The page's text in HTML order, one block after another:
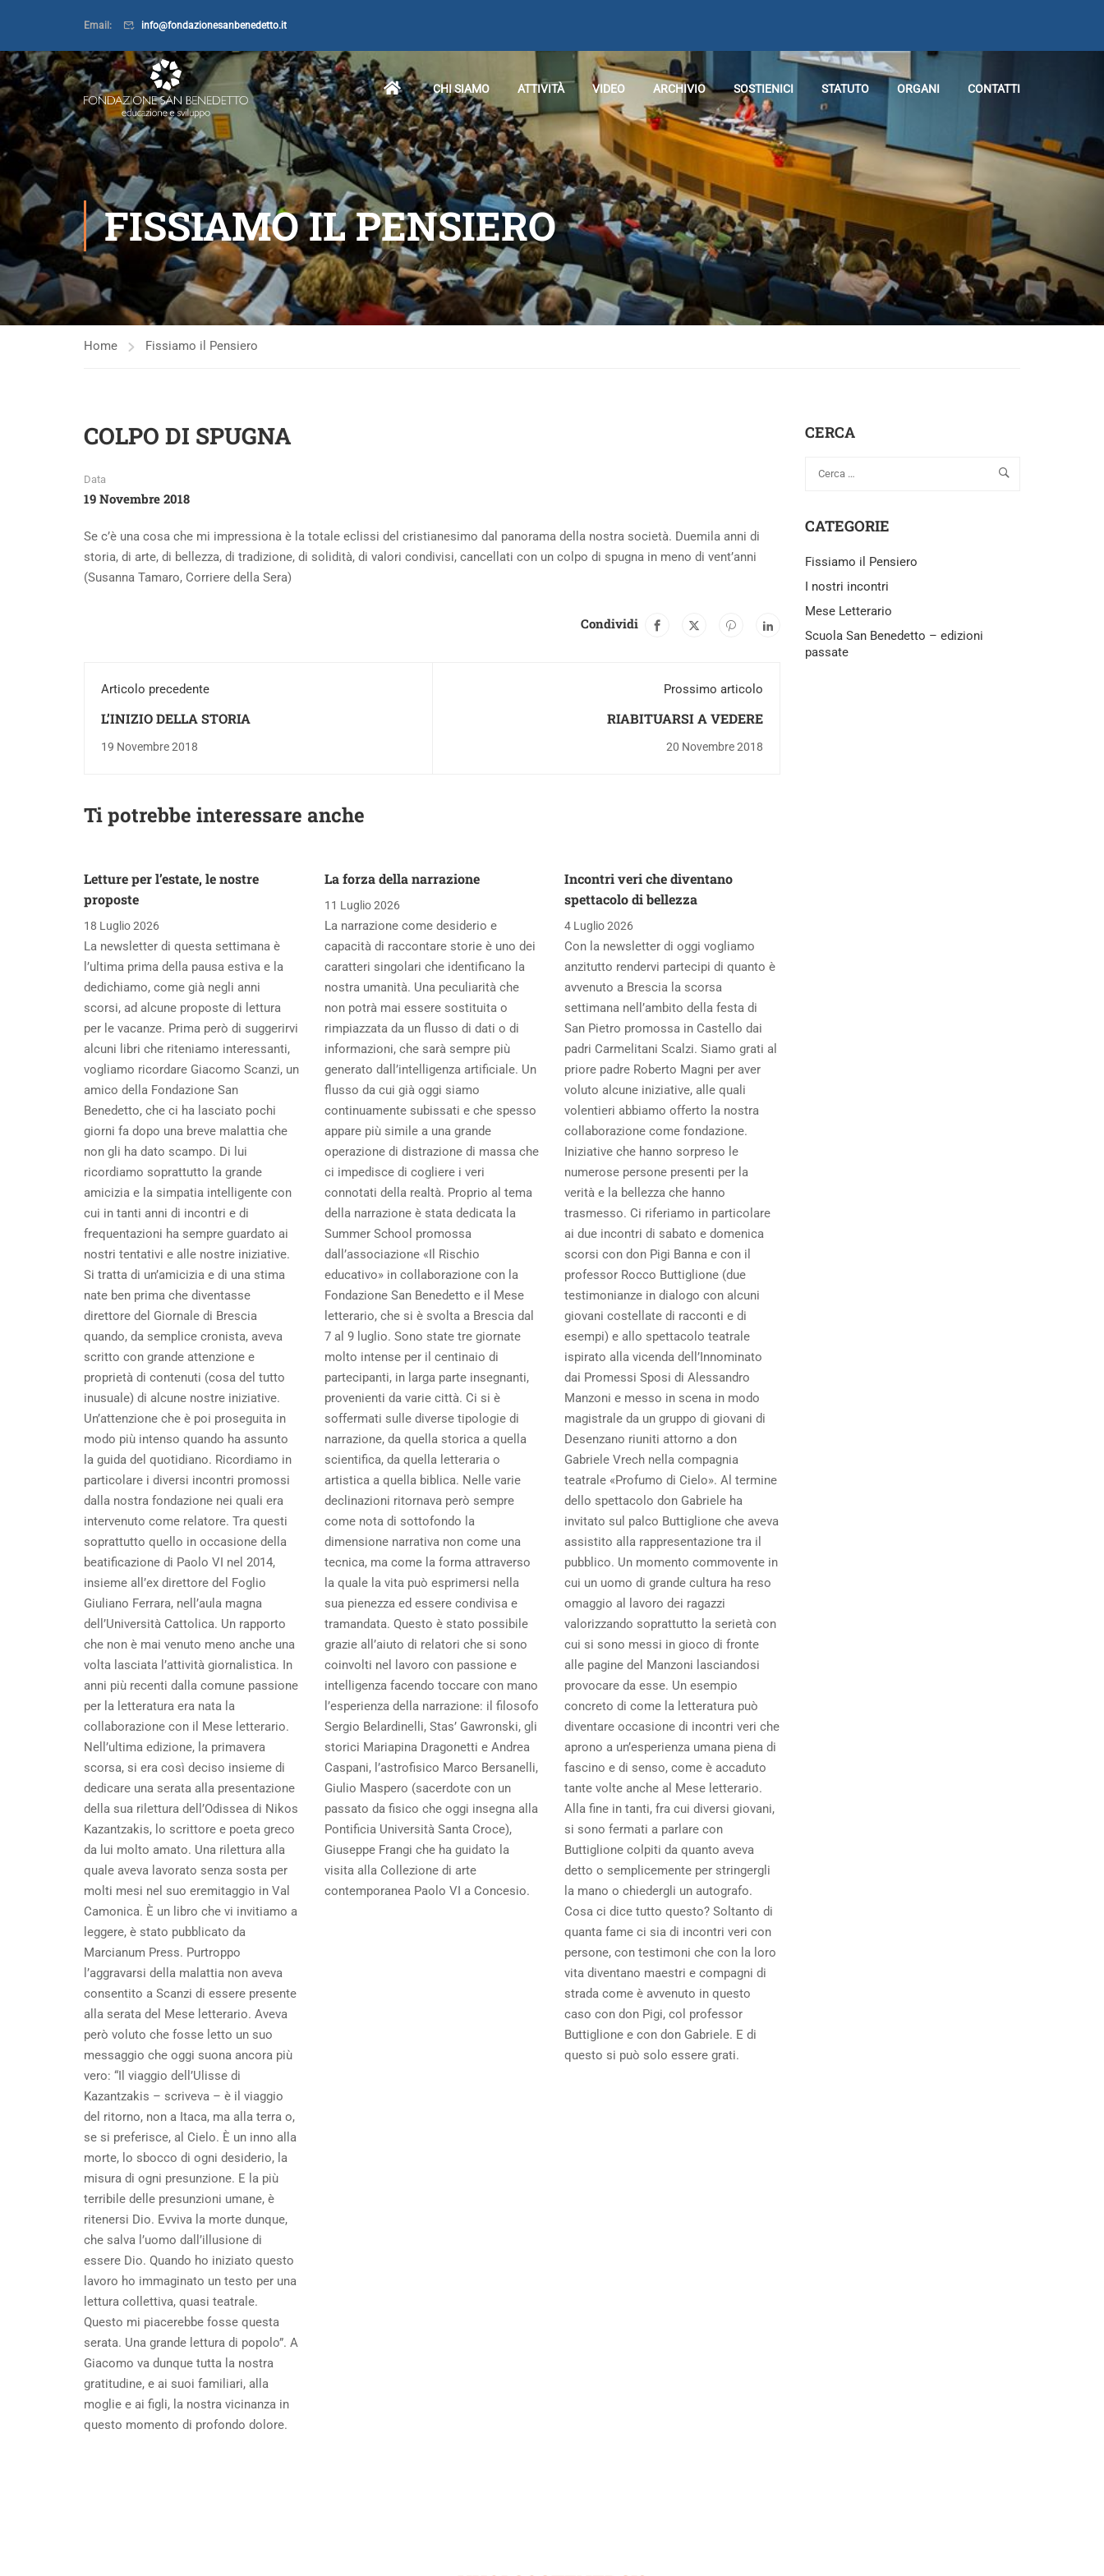
Email: info@fondazionesanbenedetto.it
CHI SIAMO ATTIVITÀ VIDEO ARCHIVIO SOSTIENICI STATUTO ORGANI CONTATTI
FISSIAMO IL PENSIERO
Home Fissiamo il Pensiero
COLPO DI SPUGNA
Data
19 Novembre 2018
Se c’è una cosa che mi impressiona è la totale eclissi del cristianesimo dal panorama della nostra società. Duemila anni di
storia, di arte, di bellezza, di tradizione, di solidità, di valori condivisi, cancellati con un colpo di spugna in meno di vent’anni
(Susanna Tamaro, Corriere della Sera)
Condividi
Articolo precedente
L’INIZIO DELLA STORIA
19 Novembre 2018
Prossimo articolo
RIABITUARSI A VEDERE
20 Novembre 2018
Ti potrebbe interessare anche
Letture per l’estate, le nostre
proposte
18 Luglio 2026
La newsletter di questa settimana è
l’ultima prima della pausa estiva e la
dedichiamo, come già negli anni
scorsi, ad alcune proposte di lettura
per le vacanze. Prima però di suggerirvi
alcuni libri che riteniamo interessanti,
vogliamo ricordare Giacomo Scanzi, un
amico della Fondazione San
Benedetto, che ci ha lasciato pochi
giorni fa dopo una breve malattia che
non gli ha dato scampo. Di lui
ricordiamo soprattutto la grande
amicizia e la simpatia intelligente con
cui in tanti anni di incontri e di
frequentazioni ha sempre guardato ai
nostri tentativi e alle nostre iniziative.
Si tratta di un’amicizia e di una stima
nate ben prima che diventasse
direttore del Giornale di Brescia
quando, da semplice cronista, aveva
scritto con grande attenzione e
proprietà di contenuti (cosa del tutto
inusuale) di alcune nostre iniziative.
Un’attenzione che è poi proseguita in
modo più intenso quando ha assunto
la guida del quotidiano. Ricordiamo in
particolare i diversi incontri promossi
dalla nostra fondazione nei quali era
intervenuto come relatore. Tra questi
soprattutto quello in occasione della
beatificazione di Paolo VI nel 2014,
insieme all’ex direttore del Foglio
Giuliano Ferrara, nell’aula magna
dell’Università Cattolica. Un rapporto
che non è mai venuto meno anche una
volta lasciata l’attività giornalistica. In
anni più recenti dalla comune passione
per la letteratura era nata la
collaborazione con il Mese letterario.
Nell’ultima edizione, la primavera
scorsa, si era così deciso insieme di
dedicare una serata alla presentazione
della sua rilettura dell’Odissea di Nikos
Kazantzakis, lo scrittore e poeta greco
da lui molto amato. Una rilettura alla
quale aveva lavorato senza sosta per
molti mesi nel suo eremitaggio in Val
Camonica. È un libro che vi invitiamo a
leggere, è stato pubblicato da
Marcianum Press. Purtroppo
l’aggravarsi della malattia non aveva
consentito a Scanzi di essere presente
alla serata del Mese letterario. Aveva
però voluto che fosse letto un suo
messaggio che oggi suona ancora più
vero: “Il viaggio dell’Ulisse di
Kazantzakis – scriveva – è il viaggio
del ritorno, non a Itaca, ma alla terra o,
se si preferisce, al Cielo. È un inno alla
morte, lo sbocco di ogni desiderio, la
misura di ogni presunzione. E la più
terribile delle presunzioni umane, è
ritenersi Dio. Evviva la morte dunque,
che salva l’uomo dall’illusione di
essere Dio. Quando ho iniziato questo
lavoro ho immaginato un testo per una
lettura collettiva, quasi teatrale.
Questo mi piacerebbe fosse questa
serata. Una grande lettura di popolo”. A
Giacomo va dunque tutta la nostra
gratitudine, e ai suoi familiari, alla
moglie e ai figli, la nostra vicinanza in
questo momento di profondo dolore.
La forza della narrazione
11 Luglio 2026
La narrazione come desiderio e
capacità di raccontare storie è uno dei
caratteri singolari che identificano la
nostra umanità. Una peculiarità che
non potrà mai essere sostituita o
rimpiazzata da un flusso di dati o di
informazioni, che sarà sempre più
generato dall’intelligenza artificiale. Un
flusso da cui già oggi siamo
continuamente subissati e che spesso
appare più simile a una grande
operazione di distrazione di massa che
ci impedisce di cogliere i veri
connotati della realtà. Proprio al tema
della narrazione è stata dedicata la
Summer School promossa
dall’associazione «Il Rischio
educativo» in collaborazione con la
Fondazione San Benedetto e il Mese
letterario, che si è svolta a Brescia dal
7 al 9 luglio. Sono state tre giornate
molto intense per il centinaio di
partecipanti, in larga parte insegnanti,
provenienti da varie città. Ci si è
soffermati sulle diverse tipologie di
narrazione, da quella storica a quella
scientifica, da quella letteraria o
artistica a quella biblica. Nelle varie
declinazioni ritornava però sempre
come nota di sottofondo la
dimensione narrativa non come una
tecnica, ma come la forma attraverso
la quale la vita può esprimersi nella
sua pienezza ed essere condivisa e
tramandata. Questo è stato possibile
grazie all’aiuto di relatori che si sono
coinvolti nel lavoro con passione e
intelligenza facendo toccare con mano
l’esperienza della narrazione: il filosofo
Sergio Belardinelli, Stas’ Gawronski, gli
storici Mariapina Dragonetti e Andrea
Caspani, l’astrofisico Marco Bersanelli,
Giulio Maspero (sacerdote con un
passato da fisico che oggi insegna alla
Pontificia Università Santa Croce),
Giuseppe Frangi che ha guidato la
visita alla Collezione di arte
contemporanea Paolo VI a Concesio.
Incontri veri che diventano
spettacolo di bellezza
4 Luglio 2026
Con la newsletter di oggi vogliamo
anzitutto rendervi partecipi di quanto è
avvenuto a Brescia la scorsa
settimana nell’ambito della festa di
San Pietro promossa in Castello dai
padri Carmelitani Scalzi. Siamo grati al
priore padre Roberto Magni per aver
voluto alcune iniziative, alle quali
volentieri abbiamo offerto la nostra
collaborazione come fondazione.
Iniziative che hanno sorpreso le
numerose persone presenti per la
verità e la bellezza che hanno
trasmesso. Ci riferiamo in particolare
ai due incontri di sabato e domenica
scorsi con don Pigi Banna e con il
professor Rocco Buttiglione (due
testimonianze in dialogo con alcuni
giovani costellate di racconti e di
esempi) e allo spettacolo teatrale
ispirato alla vicenda dell’Innominato
dai Promessi Sposi di Alessandro
Manzoni e messo in scena in modo
magistrale da un gruppo di giovani di
Desenzano riuniti attorno a don
Gabriele Vrech nella compagnia
teatrale «Profumo di Cielo». Al termine
dello spettacolo don Gabriele ha
invitato sul palco Buttiglione che aveva
assistito alla rappresentazione tra il
pubblico. Un momento commovente in
cui un uomo di grande cultura ha reso
omaggio al lavoro dei ragazzi
valorizzando soprattutto la serietà con
cui si sono messi in gioco di fronte
alle pagine del Manzoni lasciandosi
provocare da esse. Un esempio
concreto di come la letteratura può
diventare occasione di incontri veri che
aprono a un’esperienza umana piena di
fascino e di senso, come è accaduto
tante volte anche al Mese letterario.
Alla fine in tanti, fra cui diversi giovani,
si sono fermati a parlare con
Buttiglione colpiti da quanto aveva
detto o semplicemente per stringergli
la mano o chiedergli un autografo.
Cosa ci dice tutto questo? Soltanto di
quanta fame ci sia di incontri veri con
persone, con testimoni che con la loro
vita diventano maestri e compagni di
strada come è avvenuto in questo
caso con don Pigi, col professor
Buttiglione e con don Gabriele. E di
questo si può solo essere grati.
CERCA
CATEGORIE
Fissiamo il Pensiero
I nostri incontri
Mese Letterario
Scuola San Benedetto – edizioni
passate